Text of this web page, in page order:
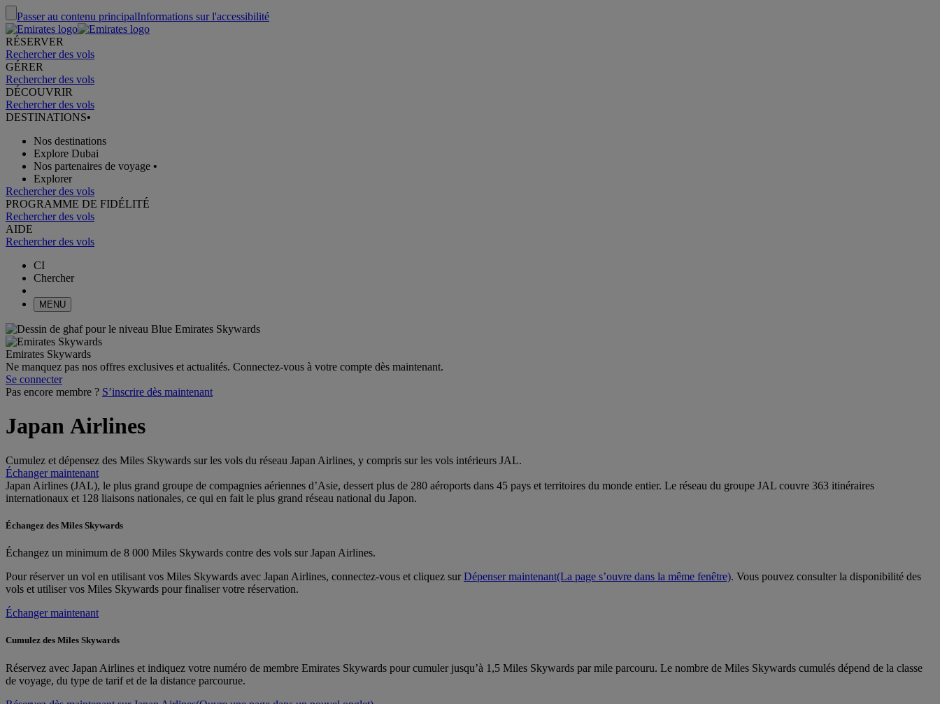
Passer au contenu principalInformations sur l'accessibilité
RÉSERVER
Rechercher des vols
GÉRER
Rechercher des vols
DÉCOUVRIR
Rechercher des vols
DESTINATIONS•
Nos destinations
Explore Dubai
Nos partenaires de voyage •
Explorer
Rechercher des vols
PROGRAMME DE FIDÉLITÉ
Rechercher des vols
AIDE
Rechercher des vols
CI
Chercher
MENU
Emirates Skywards
Ne manquez pas nos offres exclusives et actualités. Connectez-vous à votre compte dès maintenant.
Se connecter
Pas encore membre ? S’inscrire dès maintenant
Japan Airlines
Cumulez et dépensez des Miles Skywards sur les vols du réseau Japan Airlines, y compris sur les vols intérieurs JAL.
Échanger maintenant
Japan Airlines (JAL), le plus grand groupe de compagnies aériennes d’Asie, dessert plus de 280 aéroports dans 45 pays et territoires du monde entier. Le réseau du groupe JAL couvre 363 itinéraires
internationaux et 128 liaisons nationales, ce qui en fait le plus grand réseau national du Japon.
Échangez des Miles Skywards
Échangez un minimum de 8 000 Miles Skywards contre des vols sur Japan Airlines.
Pour réserver un vol en utilisant vos Miles Skywards avec Japan Airlines, connectez-vous et cliquez surDépenser maintenant(La page s’ouvre dans la même fenêtre). Vous pouvez consulter la disponibilité des
vols et utiliser vos Miles Skywards pour finaliser votre réservation.
Échanger maintenant
Cumulez des Miles Skywards
Réservez avec Japan Airlines et indiquez votre numéro de membre Emirates Skywards pour cumuler jusqu’à 1,5 Miles Skywards par mile parcouru. Le nombre de Miles Skywards cumulés dépend de la classe
de voyage, du type de tarif et de la distance parcourue.